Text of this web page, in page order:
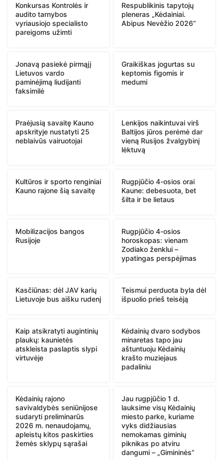
Konkursas Kontrolės ir
audito tarnybos
vyriausiojo specialisto
pareigoms užimti
Respublikinis tapytojų
pleneras „Kėdainiai.
Abipus Nevėžio 2026“
Jonavą pasiekė pirmąjį
Lietuvos vardo
paminėjimą liudijanti
faksimilė
Graikiškas jogurtas su
keptomis figomis ir
medumi
Praėjusią savaitę Kauno
apskrityje nustatyti 25
neblaivūs vairuotojai
Lenkijos naikintuvai virš
Baltijos jūros perėmė dar
vieną Rusijos žvalgybinį
lėktuvą
Kultūros ir sporto renginiai
Kauno rajone šią savaitę
Rugpjūčio 4-osios orai
Kaune: debesuota, bet
šilta ir be lietaus
Mobilizacijos bangos
Rusijoje
Rugpjūčio 4-osios
horoskopas: vienam
Zodiako ženklui –
ypatingas perspėjimas
Kasčiūnas: dėl JAV karių
Lietuvoje bus aišku rudenį
Teismui perduota byla dėl
išpuolio prieš teisėją
Kaip atsikratyti augintinių
plaukų: kaunietės
atskleista paslaptis slypi
virtuvėje
Kėdainių dvaro sodybos
minaretas tapo jau
aštuntuoju Kėdainių
krašto muziejaus
padaliniu
Kėdainių rajono
savivaldybės seniūnijose
sudaryti preliminarūs
2026 m. nenaudojamų,
apleistų kitos paskirties
žemės sklypų sąrašai
Jau rugpjūčio 1 d.
lauksime visų Kėdainių
miesto parke, kuriame
vyks didžiausias
nemokamas giminių
piknikas po atviru
dangumi – „Gimininės”